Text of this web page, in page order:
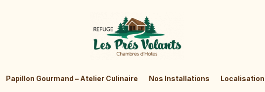
Papillon Gourmand – Atelier Culinaire Nos Installations Localisation